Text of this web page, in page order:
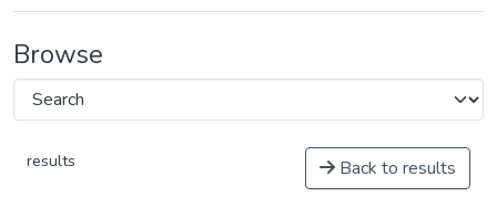
Browse
results Back to results